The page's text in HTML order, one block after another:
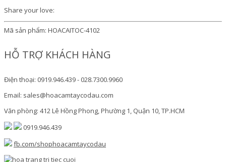
Share your love:
Mã sản phẩm: HOACAITOC-4102
HỖ TRỢ KHÁCH HÀNG
Điện thoại: 0919.946.439 - 028.7300.9960
Email: sales@hoacamtaycodau.com
Văn phòng: 412 Lê Hồng Phong, Phường 1, Quận 10, TP.HCM
0919.946.439
fb.com/shophoacamtaycodau